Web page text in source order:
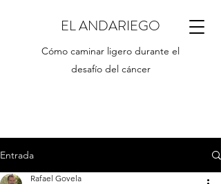
EL ANDARIEGO
Cómo caminar ligero durante el
desafío del cáncer
Entrada
Rafael Govela